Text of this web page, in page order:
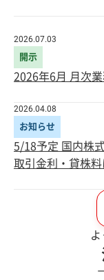
2026.07.03
開示
2026年6月 月次業
2026.04.08
お知らせ
5/18予定 国内株
取引金利・貸株料